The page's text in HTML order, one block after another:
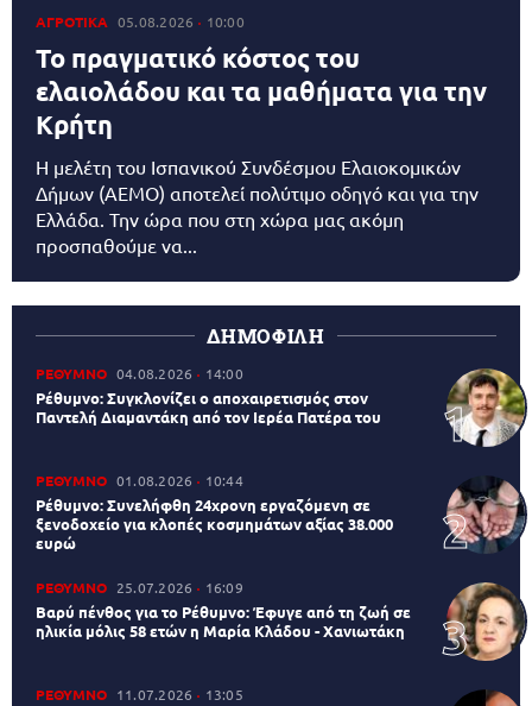
ΑΓΡΟΤΙΚΑ 05.08.2026 10:00
Το πραγματικό κόστος του
ελαιολάδου και τα μαθήματα για την
Κρήτη
Η μελέτη του Ισπανικού Συνδέσμου Ελαιοκομικών
Δήμων (AEMO) αποτελεί πολύτιμο οδηγό και για την
Ελλάδα. Την ώρα που στη χώρα μας ακόμη
προσπαθούμε να...
ΔΗΜΟΦΙΛΗ
ΡΕΘΥΜΝΟ 04.08.2026 14:00
Ρέθυμνο: Συγκλονίζει ο αποχαιρετισμός στον
Παντελή Διαμαντάκη από τον Ιερέα Πατέρα του
ΡΕΘΥΜΝΟ 01.08.2026 10:44
Ρέθυμνο: Συνελήφθη 24χρονη εργαζόμενη σε
ξενοδοχείο για κλοπές κοσμημάτων αξίας 38.000
ευρώ
ΡΕΘΥΜΝΟ 25.07.2026 16:09
Βαρύ πένθος για το Ρέθυμνο: Έφυγε από τη ζωή σε
ηλικία μόλις 58 ετών η Μαρία Κλάδου - Χανιωτάκη
ΡΕΘΥΜΝΟ 11.07.2026 13:05